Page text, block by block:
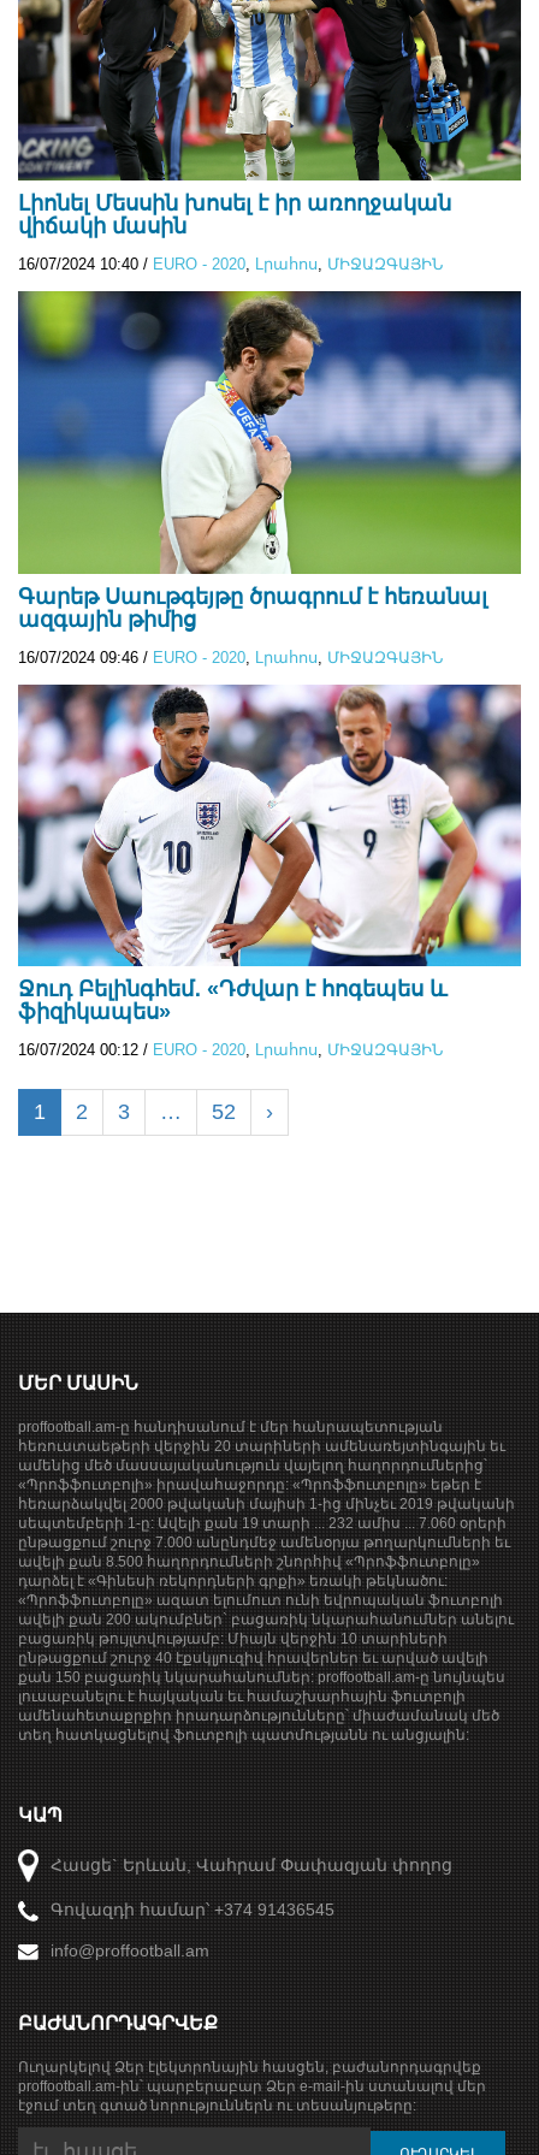
Լիոնել Մեսսին խոսել է իր առողջական
վիճակի մասին
16/07/2024 10:40 / EURO - 2020, Lրահոս, ՄԻՋԱԶԳԱՅԻՆ
Գարեթ Սաութգեյթը ծրագրում է հեռանալ
ազգային թիմից
16/07/2024 09:46 / EURO - 2020 Lրահոս ՄԻՋԱԶԳԱՅԻՆ
Ջուդ Բելինգհեմ․ «Դժվար է հոգեպես և
ֆիզիկապես»
16/07/2024 00:12 / EURO - 2020, Lրահոս, ՄԻՋԱԶԳԱՅԻՆ
1 2 3 … 52 ›
ՄԵՐ ՄԱՍԻՆ
proffootball.am-ը հանդիսանում է մեր հանրապետության
հեռուստաեթերի վերջին 20 տարիների ամենառեյտինգային եւ
ամենից մեծ մասսայականություն վայելող հաղորդումներից՝
«Պրոֆֆուտբոլի» իրավահաջորդը: «Պրոֆֆուտբոլը» եթեր է
հեռարձակվել 2000 թվականի մայիսի 1-ից մինչեւ 2019 թվականի
սեպտեմբերի 1-ը: Ավելի քան 19 տարի ... 232 ամիս ... 7.060 օրերի
ընթացքում շուրջ 7.000 անընդմեջ ամենօրյա թողարկումների եւ
ավելի քան 8.500 հաղորդումների շնորհիվ «Պրոֆֆուտբոլը»
դարձել է «Գինեսի ռեկորդների գրքի» եռակի թեկնածու:
«Պրոֆֆուտբոլը» ազատ ելումուտ ունի եվրոպական ֆուտբոլի
ավելի քան 200 ակումբներ` բացառիկ նկարահանումներ անելու
բացառիկ թույլտվությամբ: Միայն վերջին 10 տարիների
ընթացքում շուրջ 40 էքսկլյուզիվ հրավերներ եւ արված ավելի
քան 150 բացառիկ նկարահանումներ: proffootball.am-ը նույնպես
լուսաբանելու է հայկական եւ համաշխարհային ֆուտբոլի
ամենահետաքրքիր իրադարձությունները՝ միաժամանակ մեծ
տեղ հատկացնելով ֆուտբոլի պատմությանն ու անցյալին:
ԿԱՊ
Հասցե` Երևան, Վահրամ Փափազյան փողոց
Գովազդի համար՝ +374 91436545
info@proffootball.am
ԲԱԺԱՆՈՐԴԱԳՐՎԵՔ
Ուղարկելով Ձեր էլեկտրոնային հասցեն, բաժանորդագրվեք
proffootball.am-ին՝ պարբերաբար Ձեր e-mail-ին ստանալով մեր
էջում տեղ գտած նորություններն ու տեսանյութերը: